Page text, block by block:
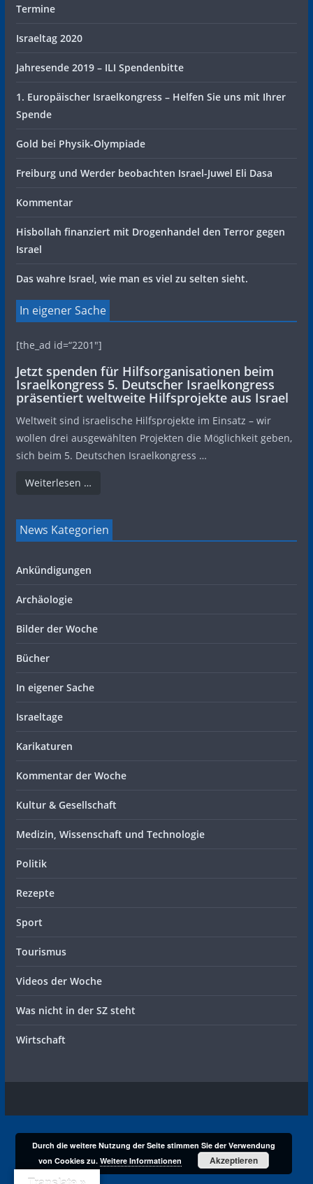
Termine
Israeltag 2020
Jahresende 2019 – ILI Spendenbitte
1. Europäischer Israelkongress – Helfen Sie uns mit Ihrer
Spende
Gold bei Physik-Olympiade
Freiburg und Werder beobachten Israel-Juwel Eli Dasa
Kommentar
Hisbollah finanziert mit Drogenhandel den Terror gegen
Israel
Das wahre Israel, wie man es viel zu selten sieht.
In eigener Sache
[the_ad id=“2201″]
Jetzt spenden für Hilfsorganisationen beim
Israelkongress 5. Deutscher Israelkongress
präsentiert weltweite Hilfsprojekte aus Israel
Weltweit sind israelische Hilfsprojekte im Einsatz – wir
wollen drei ausgewählten Projekten die Möglichkeit geben,
sich beim 5. Deutschen Israelkongress …
Weiterlesen …
News Kategorien
Ankündigungen
Archäologie
Bilder der Woche
Bücher
In eigener Sache
Israeltage
Karikaturen
Kommentar der Woche
Kultur & Gesellschaft
Medizin, Wissenschaft und Technologie
Politik
Rezepte
Sport
Tourismus
Videos der Woche
Was nicht in der SZ steht
Wirtschaft
Durch die weitere Nutzung der Seite stimmen Sie der Verwendung
von Cookies zu.Weitere Informationen Akzeptieren